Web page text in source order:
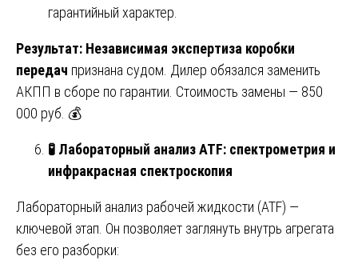
гарантийный характер.
Результат: Независимая экспертиза коробки
передач признана судом. Дилер обязался заменить
АКПП в сборе по гарантии. Стоимость замены — 850
000 руб. 💰
🧪 Лабораторный анализ ATF: спектрометрия и
инфракрасная спектроскопия
Лабораторный анализ рабочей жидкости (ATF) —
ключевой этап. Он позволяет заглянуть внутрь агрегата
без его разборки: